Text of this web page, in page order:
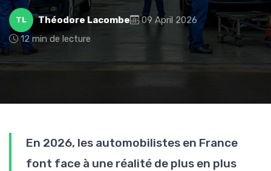
TL Théodore Lacombe
09 April 2026
12 min de lecture
En 2026, les automobilistes en France
font face à une réalité de plus en plus